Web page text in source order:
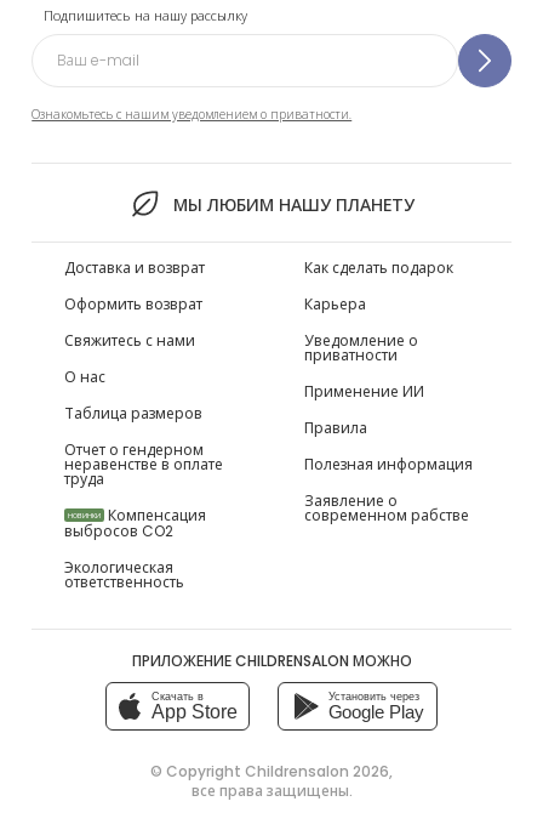
Подпишитесь на нашу рассылку
Ознакомьтесь с нашим уведомлением о приватности.
МЫ ЛЮБИМ НАШУ ПЛАНЕТУ
Доставка и возврат
Оформить возврат
Свяжитесь с нами
О нас
Таблица размеров
Отчет о гендерном
неравенстве в оплате
труда
НОВИНКИ Компенсация
выбросов CO2
Экологическая
ответственность
Как сделать подарок
Карьера
Уведомление о
приватности
Применение ИИ
Правила
Полезная информация
Заявление о
современном рабстве
ПРИЛОЖЕНИЕ CHILDRENSALON МОЖНО
Скачать в
App Store
Установить через
Google Play
© Copyright Childrensalon 2026,
все права защищены.